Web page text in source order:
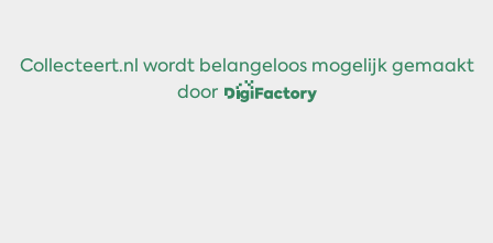
Collecteert.nl wordt belangeloos mogelijk gemaakt
door